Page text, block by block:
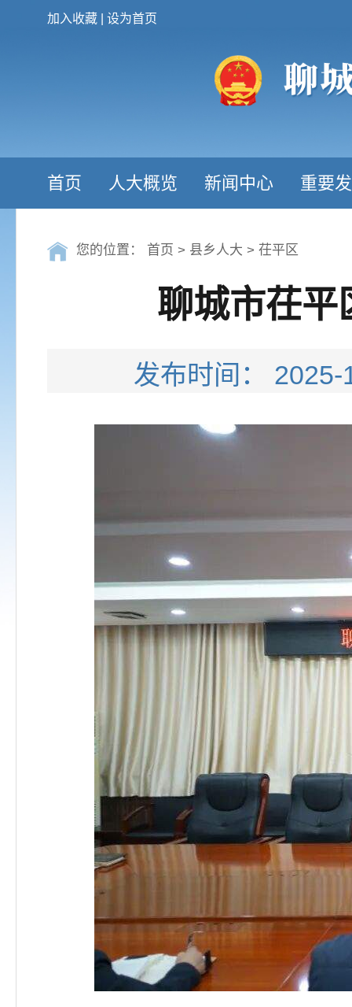
加入收藏 设为首页
首页 人大概览 新闻中心 重要
您的位置： 首页 > 县乡人大 > 茌平区
聊城市茌平
发布时间：